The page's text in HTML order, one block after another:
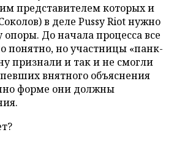
представителем которых и
в деле PussyRiotнужно
опоры. До начала процесса все
понятно, но участницы «панк-
признали и так и не смогли
внятного объяснения
форме они должны